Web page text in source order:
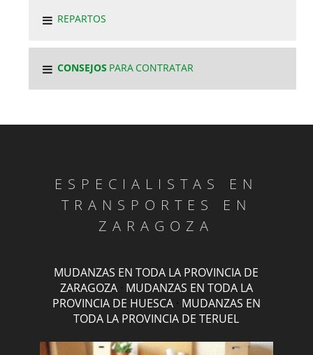
REPARTOS
CONSEJOS PARA CONTRATAR
ESPECIALISTAS EN
TRANSPORTES EN
ZARAGOZA
MUDANZAS EN TODA LA PROVINCIA DE
ZARAGOZA· MUDANZAS EN TODA LA
PROVINCIA DE HUESCA· MUDANZAS EN
TODA LA PROVINCIA DE TERUEL